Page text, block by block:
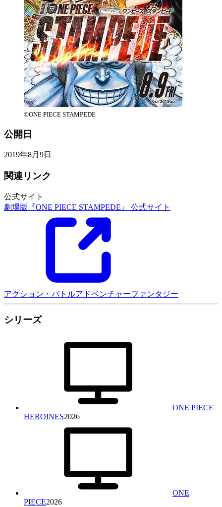
©ONE PIECE STAMPEDE
公開日
2019年8月9日
関連リンク
公式サイト
劇場版『ONE PIECE STAMPEDE』 公式サイト
アクション・バトルアドベンチャーファンタジー
シリーズ
ONE PIECE
HEROINES2026
ONE
PIECE2026